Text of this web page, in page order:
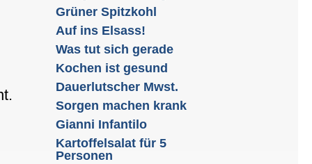
Grüner Spitzkohl
Auf ins Elsass!
Was tut sich gerade
Kochen ist gesund
Dauerlutscher Mwst.
Sorgen machen krank
Gianni Infantilo
Kartoffelsalat für 5
Personen